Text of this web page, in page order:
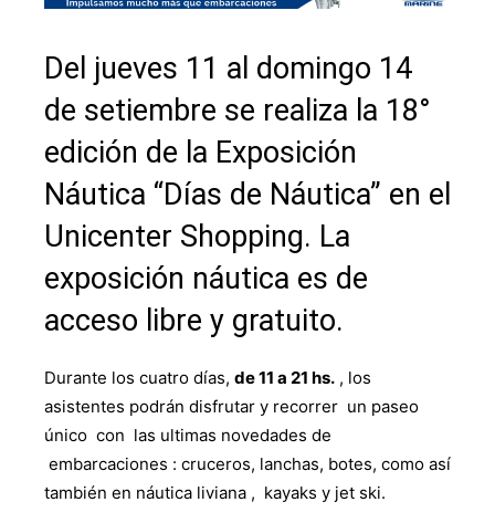
Del jueves 11 al domingo 14
de setiembre se realiza la 18°
edición de la Exposición
Náutica “Días de Náutica” en el
Unicenter Shopping. La
exposición náutica es de
acceso libre y gratuito.
Durante los cuatro días, de 11 a 21 hs. , los
asistentes podrán disfrutar y recorrer un paseo
único con las ultimas novedades de
embarcaciones : cruceros, lanchas, botes, como así
también en náutica liviana , kayaks y jet ski.